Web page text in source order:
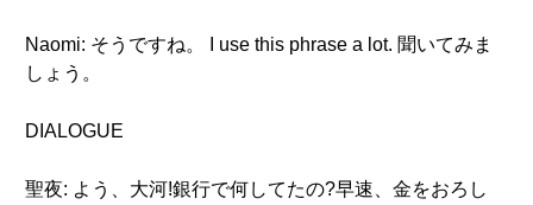
Naomi: そうですね。 I use this phrase a lot. 聞いてみま
しょう。
DIALOGUE
聖夜: よう、大河!銀行で何してたの?早速、金をおろし